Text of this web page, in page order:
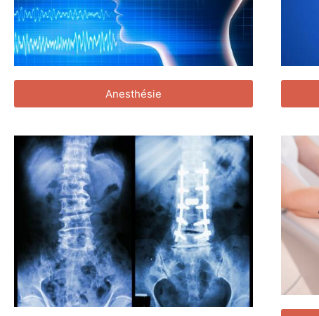
Anesthésie